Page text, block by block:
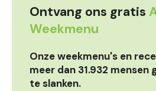
Ontvang ons gratis
Weekmenu
Onze weekmenu's en
meer dan 31.932 mensen
te slanken.